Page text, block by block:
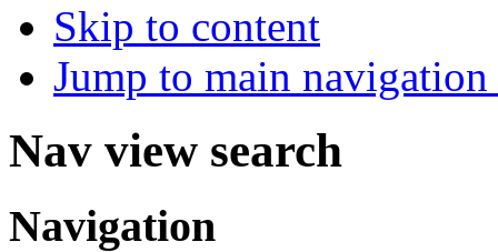
Skip to content
Jump to main
Nav view search
Navigation